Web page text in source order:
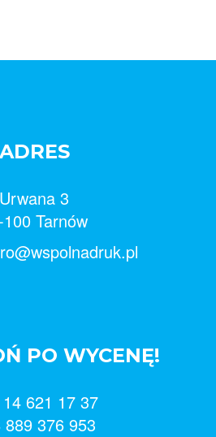
ADRES
Urwana 3
Tarnów
PO WYCENĘ!
621 17 37
889 376 953